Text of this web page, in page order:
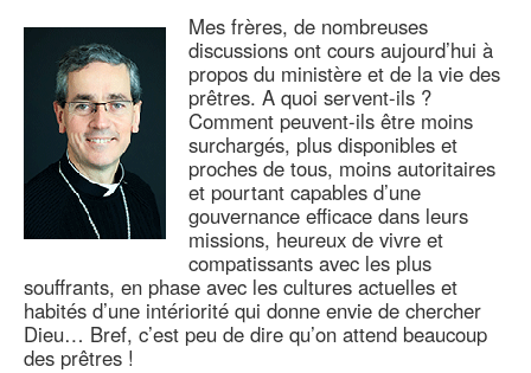
Mes frères, de nombreuses
discussions ont cours aujourd’hui à
propos du ministère et de la vie des
prêtres. A quoi servent-ils ?
Comment peuvent-ils être moins
surchargés, plus disponibles et
proches de tous, moins autoritaires
et pourtant capables d’une
gouvernance efficace dans leurs
missions, heureux de vivre et
compatissants avec les plus
souffrants, en phase avec les cultures actuelles et
habités d’une intériorité qui donne envie de chercher
Dieu… Bref, c’est peu de dire qu’on attend beaucoup
des prêtres !